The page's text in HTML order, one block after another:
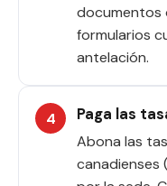
documentos
formularios
antelación.
Paga las
Abona las
canadienses